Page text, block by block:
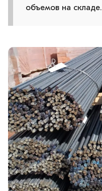
объемов на складе.